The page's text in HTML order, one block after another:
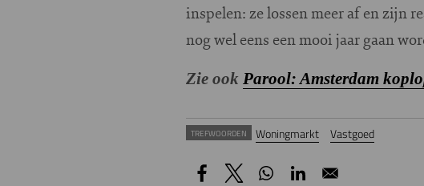
inspelen: ze lossen meer af en zijn
nog wel eens een mooi jaar gaan
Zie ook Parool: Amsterdam
TREFWOORDEN Woningmarkt Vastgoed